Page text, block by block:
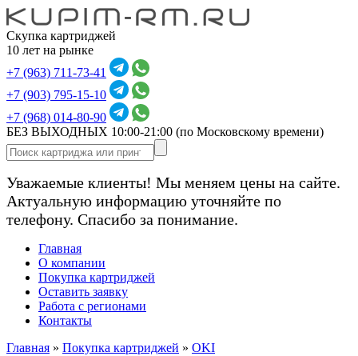
Скупка картриджей
10 лет на рынке
+7 (963) 711-73-41
+7 (903) 795-15-10
+7 (968) 014-80-90
БЕЗ ВЫХОДНЫХ 10:00-21:00 (по Московскому времени)
Уважаемые клиенты! Мы меняем цены на сайте.
Актуальную информацию уточняйте по
телефону. Спасибо за понимание.
Главная
О компании
Покупка картриджей
Оставить заявку
Работа с регионами
Контакты
Главная » Покупка картриджей » OKI